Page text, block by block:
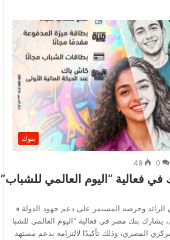
بنوك
0
49
فعالية “اليوم العالمي
الرائد وحرصه المستمر على دعم جهود الدولة ف
يشارك بنك مصر في فعالية “اليوم العالمي للشبا
المصري، وذلك تأكيدًا لالتزامه بدعم مستهد